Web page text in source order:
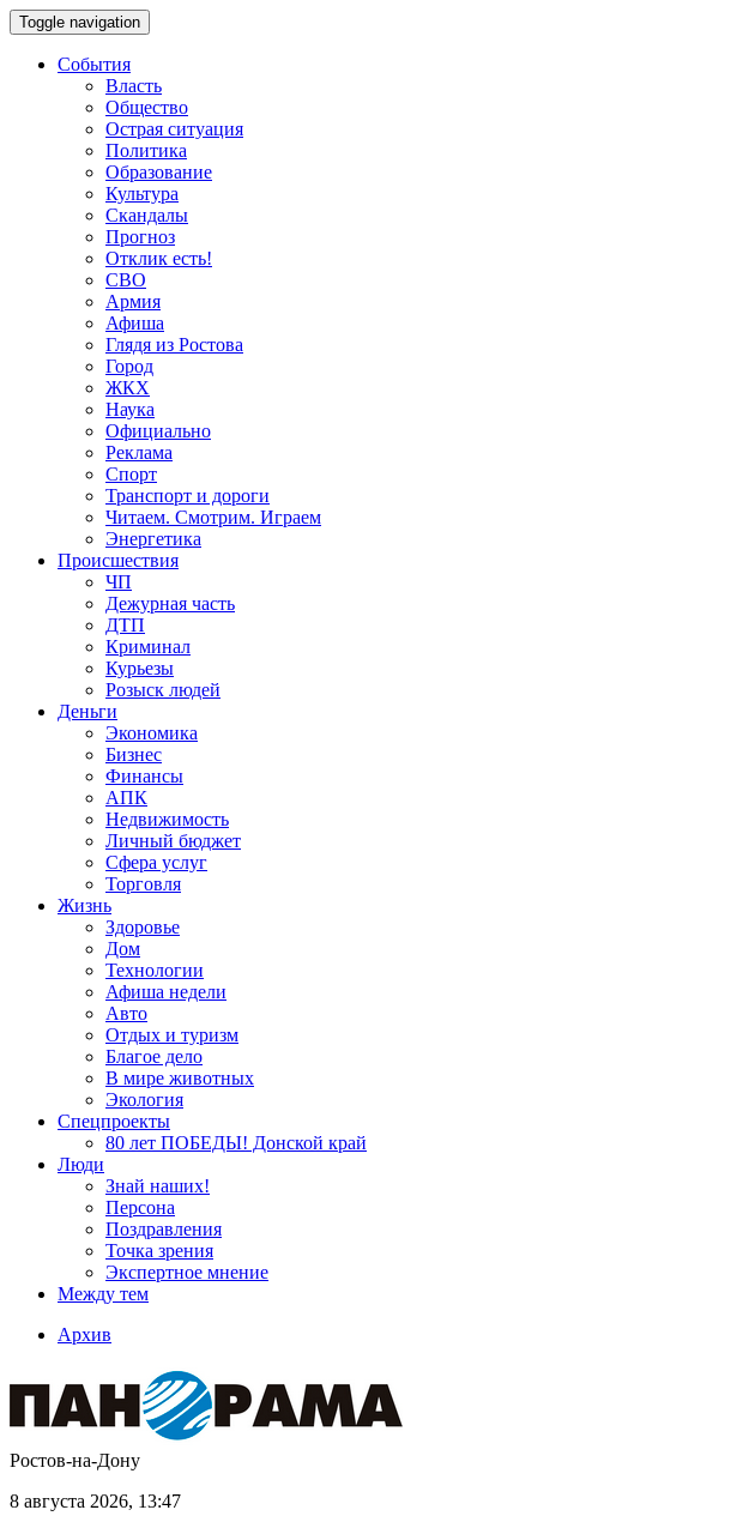
Toggle navigation
События
Власть
Общество
Острая ситуация
Политика
Образование
Культура
Скандалы
Прогноз
Отклик есть!
СВО
Армия
Афиша
Глядя из Ростова
Город
ЖКХ
Наука
Официально
Реклама
Спорт
Транспорт и дороги
Читаем. Смотрим. Играем
Энергетика
Происшествия
ЧП
Дежурная часть
ДТП
Криминал
Курьезы
Розыск людей
Деньги
Экономика
Бизнес
Финансы
АПК
Недвижимость
Личный бюджет
Сфера услуг
Торговля
Жизнь
Здоровье
Дом
Технологии
Афиша недели
Авто
Отдых и туризм
Благое дело
В мире животных
Экология
Спецпроекты
80 лет ПОБЕДЫ! Донской край
Люди
Знай наших!
Персона
Поздравления
Точка зрения
Экспертное мнение
Между тем
Архив
Ростов-на-Дону
8 августа 2026, 13:47